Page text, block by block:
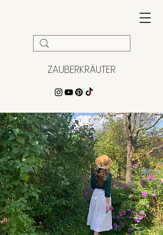
ZAUBERKRÄUTER